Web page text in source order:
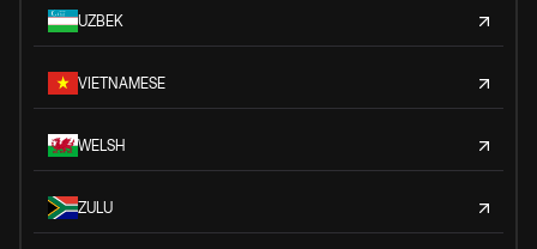
UZBEK
VIETNAMESE
WELSH
ZULU